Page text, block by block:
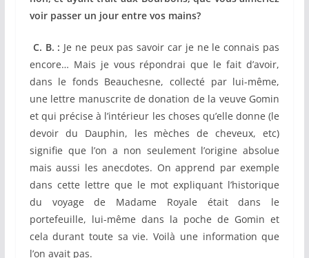
voir passer un jour entre vos mains?
C. B. : Je ne peux pas savoir car je ne le connais pas
encore… Mais je vous répondrai que le fait d’avoir,
dans le fonds Beauchesne, collecté par lui-même,
une lettre manuscrite de donation de la veuve Gomin
et qui précise à l’intérieur les choses qu’elle donne (le
devoir du Dauphin, les mèches de cheveux, etc)
signifie que l’on a non seulement l’origine absolue
mais aussi les anecdotes. On apprend par exemple
dans cette lettre que le mot expliquant l’historique
du voyage de Madame Royale était dans le
portefeuille, lui-même dans la poche de Gomin et
cela durant toute sa vie. Voilà une information que
l’on avait pas.